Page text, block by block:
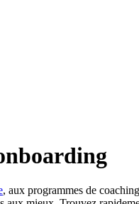
, aux programmes de